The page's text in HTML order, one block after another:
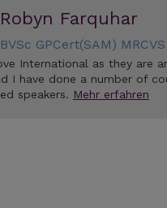
Robyn Farquhar
BVSc GPCert(SAM) MRCVS
International as they are
I have done a number of
speakers. Mehr erfahren